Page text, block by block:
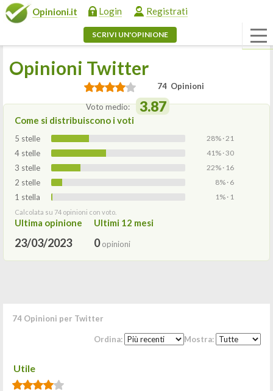
Opinioni.it Login Registrati
SCRIVI UN'OPINIONE
Opinioni Twitter
74 Opinioni
Voto medio: 3.87
Come si distribuiscono i voti
5 stelle 28% · 21
4 stelle 41% · 30
3 stelle 22% · 16
2 stelle 8% · 6
1 stella 1% · 1
Calcolata su 74 opinioni con voto.
Ultima opinione
23/03/2023
Ultimi 12 mesi
0opinioni
74 Opinioni per Twitter
Ordina: Mostra:
Utile